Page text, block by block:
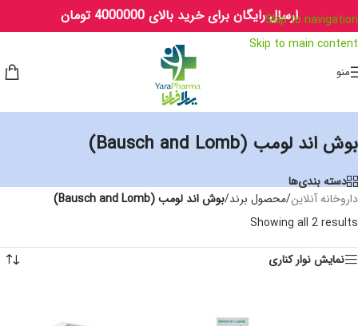
Skip to navigation
Skip to main content
ارسال رایگان برای خرید بالای 4000000 تومان
منو
بوش اند لومب (Bausch and Lomb)
دسته بندی‌ها
داروخانه آنلاین/محصول برند/بوش اند لومب (Bausch and Lomb)
Showing all 2 results
نمایش نوار کناری